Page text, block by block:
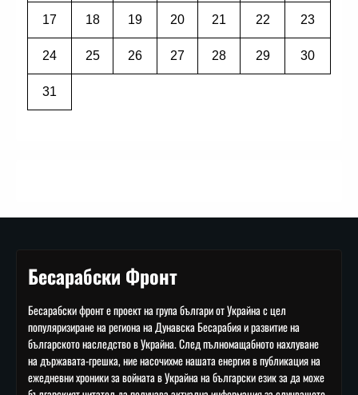
17 18 19 20 21 22 23
24 25 26 27 28 29 30
31
Бесарабски Фронт
Бесарабски фронт е проект на група българи от Украйна с цел
популяризиране на региона на Дунавска Бесарабия и развитие на
българското наследство в Украйна. След пълномащабното нахлуване
на държавата-грешка, ние насочихме нашата енергия в публикация на
ежедневни хроники за войната в Украйна на български език за да може